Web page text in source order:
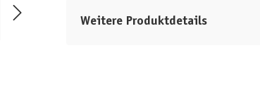
Weitere Produktdetails